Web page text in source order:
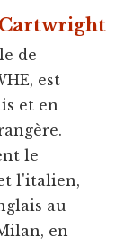
de
est
et en
le
l'italien,
au
en